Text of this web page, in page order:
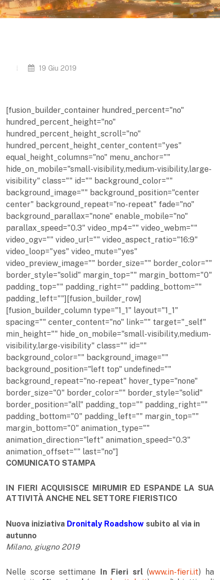
19 Giu 2019
[fusion_builder_container hundred_percent="no"
hundred_percent_height="no"
hundred_percent_height_scroll="no"
hundred_percent_height_center_content="yes"
equal_height_columns="no" menu_anchor=""
hide_on_mobile="small-visibility,medium-visibility,large-
visibility" class="" id="" background_color=""
background_image="" background_position="center
center" background_repeat="no-repeat" fade="no"
background_parallax="none" enable_mobile="no"
parallax_speed="0.3" video_mp4="" video_webm=""
video_ogv="" video_url="" video_aspect_ratio="16:9"
video_loop="yes" video_mute="yes"
video_preview_image="" border_size="" border_color=""
border_style="solid" margin_top="" margin_bottom="0"
padding_top="" padding_right="" padding_bottom=""
padding_left=""][fusion_builder_row]
[fusion_builder_column type="1_1" layout="1_1"
spacing="" center_content="no" link="" target="_self"
min_height="" hide_on_mobile="small-visibility,medium-
visibility,large-visibility" class="" id=""
background_color="" background_image=""
background_position="left top" undefined=""
background_repeat="no-repeat" hover_type="none"
border_size="0" border_color="" border_style="solid"
border_position="all" padding_top="" padding_right=""
padding_bottom="0" padding_left="" margin_top=""
margin_bottom="0" animation_type=""
animation_direction="left" animation_speed="0.3"
animation_offset="" last="no"]
COMUNICATO STAMPA
IN FIERI ACQUISISCE MIRUMIR ED ESPANDE LA SUA
ATTIVITÀ ANCHE NEL SETTORE FIERISTICO
Nuova iniziativa Dronitaly Roadshow subito al via in
autunno
Milano, giugno 2019
Nelle scorse settimane In Fieri srl(www.in-fieri.it) ha